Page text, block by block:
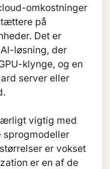
omkostninger
på
Det er
løsning, der
klynge, og en
server eller
vigtig med
sprogmodeller
er vokset
er en af de